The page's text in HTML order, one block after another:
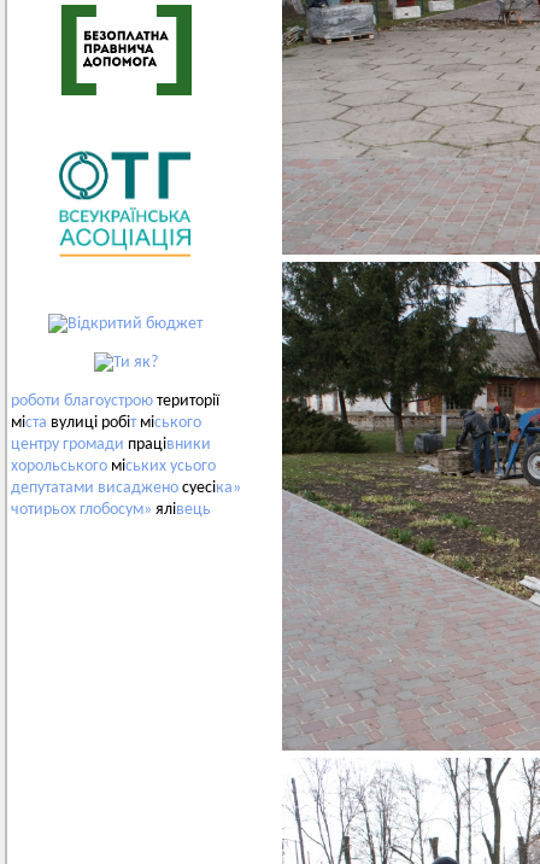
роботи благоустрою території
міста вулиці робітміського
центру громади працівники
хорольського міських усього
депутатами висаджено суесіка»
чотирьох глобосум» ялівець